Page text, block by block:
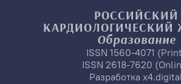
РОССИЙСКИЙ
КАРДИОЛОГИЧЕСКИЙ
Образование
ISSN 1560-4071
ISSN 2618-7620
Разработка